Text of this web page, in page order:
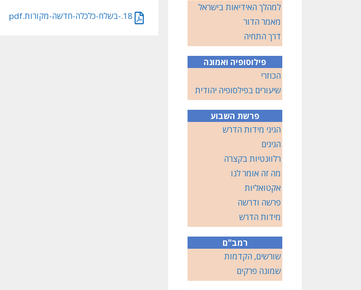
18.-בשלח-כלכלה-חדשה-מקורות.pdf
למהלך האידיאות בישראל
מאמר הדור
דרך התחיה
פילוסופיה ואמונה
הכוזרי
שיעורים בפילסופיה יהודית
פרשת השבוע
הגיגי מידות הדרש
הגיגים
רלוונטיות בקצרה
מה זה אומר לנו
אקטואליות
פרשה ודרשה
מידות הדרש
רמב"ם
שורשים, הקדמות
שמונה פרקים